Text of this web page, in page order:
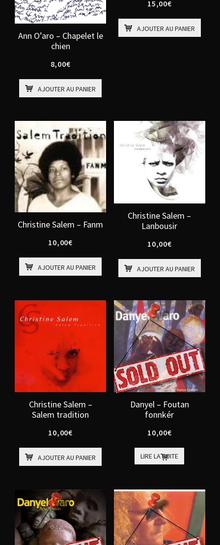
Ann O’aro – Chapelet le
chien
8,00€
AJOUTER AU PANIER
15,00€
AJOUTER AU PANIER
Christine Salem – Fanm
10,00€
AJOUTER AU PANIER
Christine Salem –
Lanbousir
10,00€
AJOUTER AU PANIER
Christine Salem –
Salem tradition
10,00€
AJOUTER AU PANIER
Danyel – Foutan
fonnkér
10,00€
LIRE LA SUITE